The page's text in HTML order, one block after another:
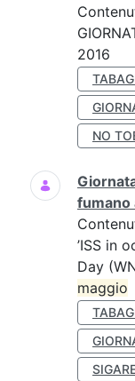
2016
NO
fumano
’ISS in
Day
maggio